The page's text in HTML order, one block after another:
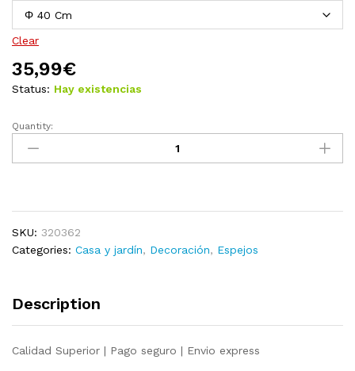
Clear
35,99€
Status: Hay existencias
Espejo
pared
40
cm
Quantity:
SKU: 320362
Categories: Casa y jardín, Decoración, Espejos
Description
Calidad Superior | Pago seguro | Envio express